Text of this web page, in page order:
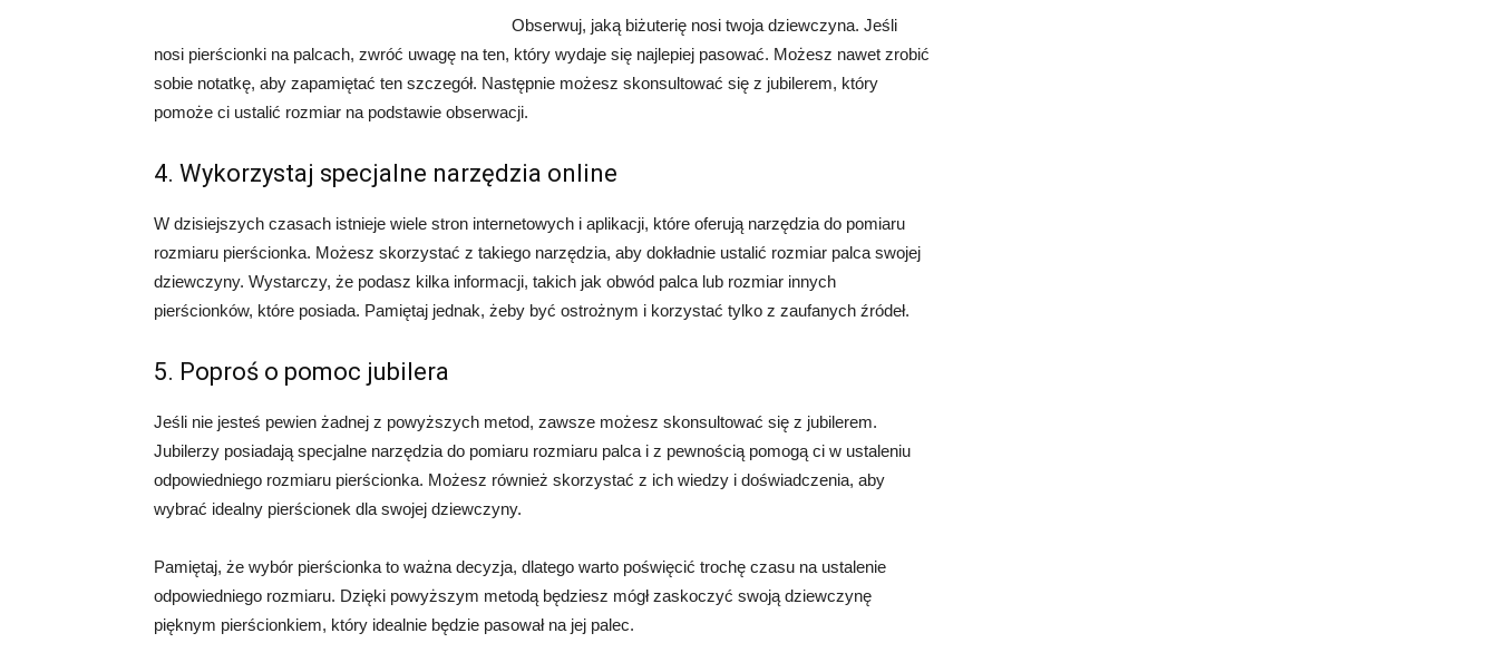
Obserwuj, jaką biżuterię nosi twoja dziewczyna. Jeśli
nosi pierścionki na palcach, zwróć uwagę na ten, który wydaje się najlepiej pasować. Możesz nawet zrobić
sobie notatkę, aby zapamiętać ten szczegół. Następnie możesz skonsultować się z jubilerem, który
pomoże ci ustalić rozmiar na podstawie obserwacji.
4. Wykorzystaj specjalne narzędzia online
W dzisiejszych czasach istnieje wiele stron internetowych i aplikacji, które oferują narzędzia do pomiaru
rozmiaru pierścionka. Możesz skorzystać z takiego narzędzia, aby dokładnie ustalić rozmiar palca swojej
dziewczyny. Wystarczy, że podasz kilka informacji, takich jak obwód palca lub rozmiar innych
pierścionków, które posiada. Pamiętaj jednak, żeby być ostrożnym i korzystać tylko z zaufanych źródeł.
5. Poproś o pomoc jubilera
Jeśli nie jesteś pewien żadnej z powyższych metod, zawsze możesz skonsultować się z jubilerem.
Jubilerzy posiadają specjalne narzędzia do pomiaru rozmiaru palca i z pewnością pomogą ci w ustaleniu
odpowiedniego rozmiaru pierścionka. Możesz również skorzystać z ich wiedzy i doświadczenia, aby
wybrać idealny pierścionek dla swojej dziewczyny.
Pamiętaj, że wybór pierścionka to ważna decyzja, dlatego warto poświęcić trochę czasu na ustalenie
odpowiedniego rozmiaru. Dzięki powyższym metodą będziesz mógł zaskoczyć swoją dziewczynę
pięknym pierścionkiem, który idealnie będzie pasował na jej palec.